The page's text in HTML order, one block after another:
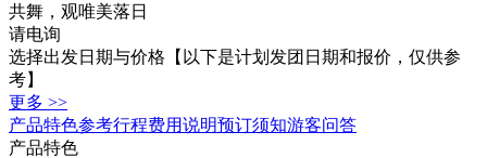
共舞，观唯美落日
请电询
选择出发日期与价格 【以下是计划发团日期和报价，仅供参
考】
更多 >>
产品特色参考行程费用说明预订须知游客问答
产品特色